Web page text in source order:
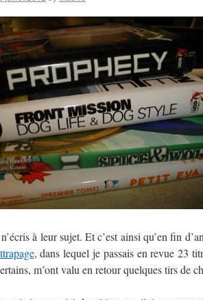
à leur sujet. Et c’est ainsi qu’en fin
, dans lequel je passais en revue 23
m’ont valu en retour quelques tirs de